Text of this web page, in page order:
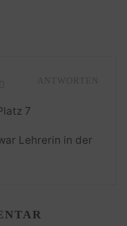
7
Lehrerin in der